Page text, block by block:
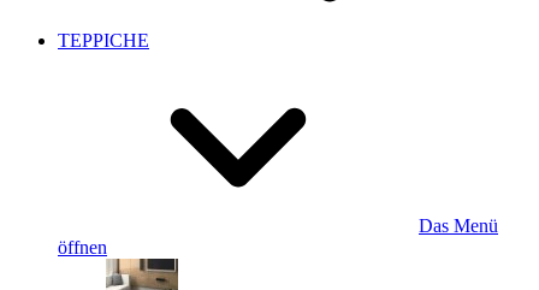
TEPPICHE
Das Menü
öffnen